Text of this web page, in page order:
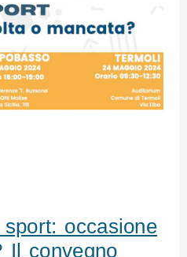
occasione
Il convegno